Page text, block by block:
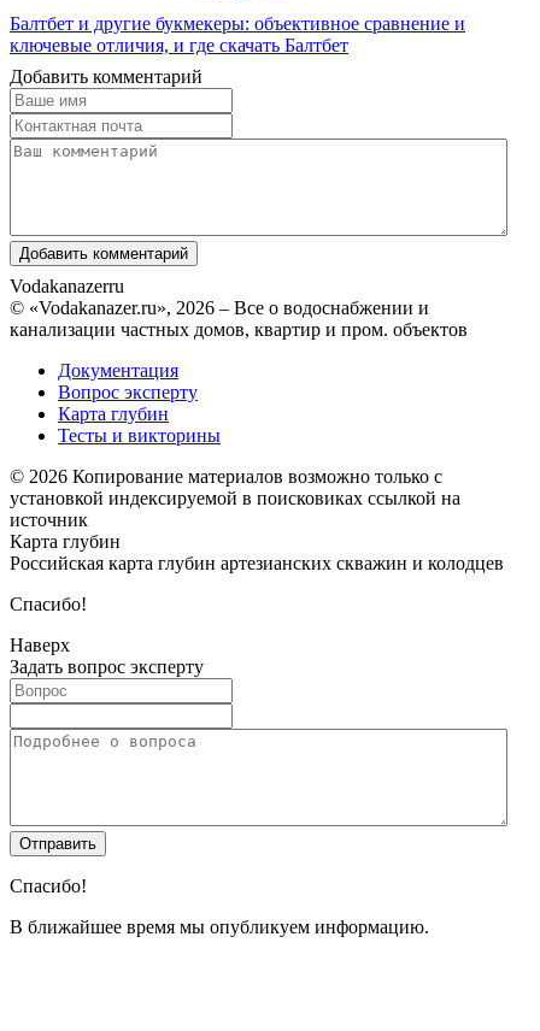
Балтбет и другие букмекеры: объективное сравнение и
ключевые отличия, и где скачать Балтбет
Добавить комментарий
Vodakanazerru
© «Vodakanazer.ru», 2026 – Все о водоснабжении и
канализации частных домов, квартир и пром. объектов
Документация
Вопрос эксперту
Карта глубин
Тесты и викторины
© 2026 Копирование материалов возможно только с
установкой индексируемой в поисковиках ссылкой на
источник
Карта глубин
Российская карта глубин артезианских скважин и колодцев
Спасибо!
Наверх
Задать вопрос эксперту
Спасибо!
В ближайшее время мы опубликуем информацию.